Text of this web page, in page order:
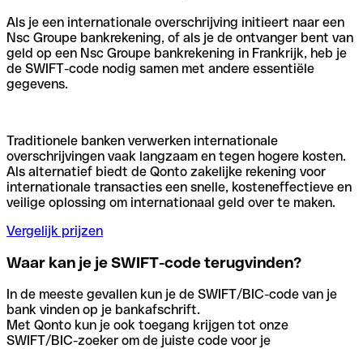
Als je een internationale overschrijving initieert naar een
Nsc Groupe bankrekening, of als je de ontvanger bent van
geld op een Nsc Groupe bankrekening in Frankrijk, heb je
de SWIFT-code nodig samen met andere essentiële
gegevens.
Traditionele banken verwerken internationale
overschrijvingen vaak langzaam en tegen hogere kosten.
Als alternatief biedt de Qonto zakelijke rekening voor
internationale transacties een snelle, kosteneffectieve en
veilige oplossing om internationaal geld over te maken.
Vergelijk prijzen
Waar kan je je SWIFT-code terugvinden?
In de meeste gevallen kun je de SWIFT/BIC-code van je
bank vinden op je bankafschrift.
Met Qonto kun je ook toegang krijgen tot onze
SWIFT/BIC-zoeker om de juiste code voor je